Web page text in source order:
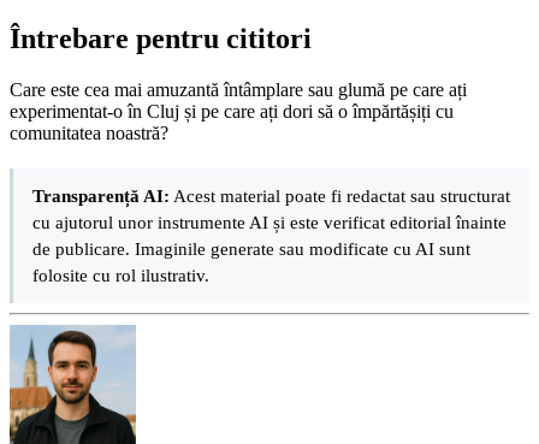
Întrebare pentru cititori
Care este cea mai amuzantă întâmplare sau glumă pe care ați
experimentat-o în Cluj și pe care ați dori să o împărtășiți cu
comunitatea noastră?
Transparență AI: Acest material poate fi redactat sau structurat
cu ajutorul unor instrumente AI și este verificat editorial înainte
de publicare. Imaginile generate sau modificate cu AI sunt
folosite cu rol ilustrativ.